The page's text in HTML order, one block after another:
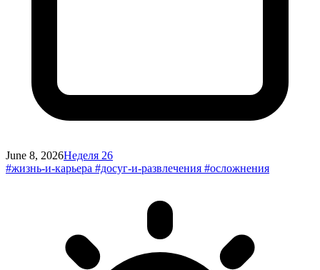
June 8, 2026Неделя 26
#жизнь-и-карьера #досуг-и-развлечения #осложнения